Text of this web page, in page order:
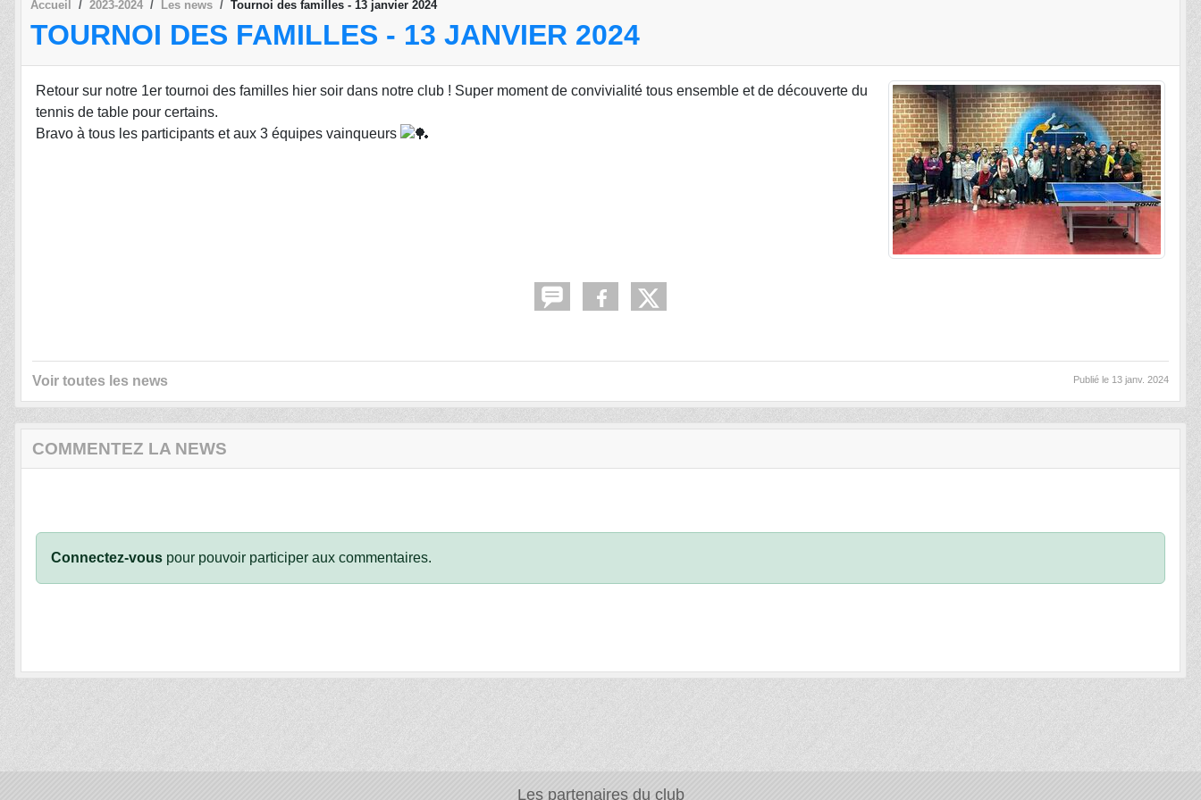
Accueil 2023-2024 Les news Tournoi des familles - 13 janvier 2024
TOURNOI DES FAMILLES - 13 JANVIER 2024
Retour sur notre 1er tournoi des familles hier soir dans notre club ! Super moment de convivialité tous ensemble et de découverte du
tennis de table pour certains.
Bravo à tous les participants et aux 3 équipes vainqueurs
Voir toutes les news Publié le 13 janv. 2024
COMMENTEZ LA NEWS
Connectez-vous pour pouvoir participer aux commentaires.
Les partenaires du club